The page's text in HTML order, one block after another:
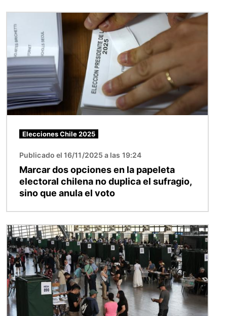
Elecciones Chile 2025
Publicado el 16/11/2025 a las 19:24
Marcar dos opciones en la papeleta
electoral chilena no duplica el sufragio,
sino que anula el voto
Imagen